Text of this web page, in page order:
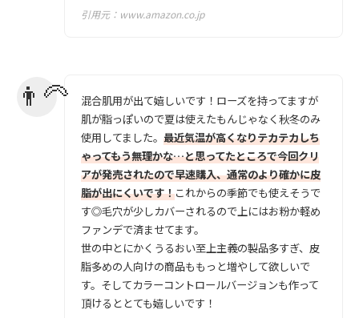
引用元： www.amazon.co.jp
混合肌用が出て嬉しいです！ローズを持ってますが
肌が脂っぽいので夏は使えたもんじゃなく秋冬のみ
使用してました。 最近気温が高くなりテカテカしち
ゃってもう無理かな…と思ってたところで今回クリ
アが発売されたので早速購入、通常のより確かに皮
脂が出にくいです！これからの季節でも使えそうで
す◎毛穴が少しカバーされるので上にはお粉か軽め
ファンデで済ませてます。
世の中とにかくうるおい至上主義の製品多すぎ、皮
脂多めの人向けの商品ももっと増やして欲しいで
す。そしてカラーコントロールバージョンも作って
頂けるととても嬉しいです！